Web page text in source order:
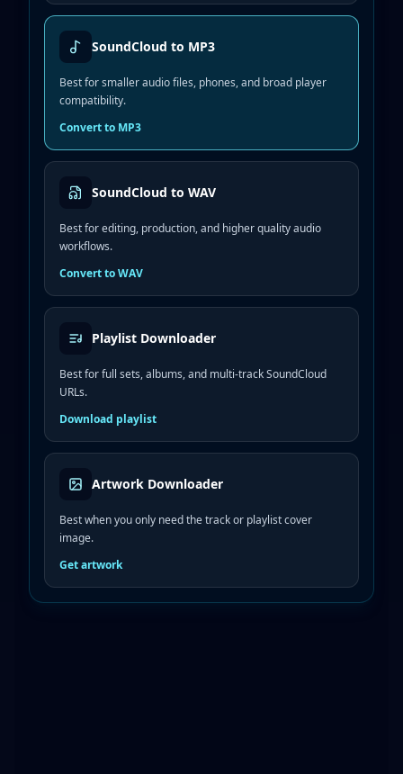
SoundCloud to MP3
Best for smaller audio files, phones, and broad player
compatibility.
Convert to MP3
SoundCloud to WAV
Best for editing, production, and higher quality audio
workflows.
Convert to WAV
Playlist Downloader
Best for full sets, albums, and multi-track SoundCloud
URLs.
Download playlist
Artwork Downloader
Best when you only need the track or playlist cover
image.
Get artwork